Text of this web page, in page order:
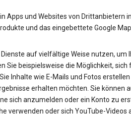
Apps und Websites von Drittanbietern
und das eingebettete Google
auf vielfältige Weise nutzen, um
Sie beispielsweise die Möglichkeit, sich
Inhalte wie E-Mails und Fotos
erhalten möchten. Sie können
sich anzumelden oder ein Konto zu
verwenden oder sich YouTube-Videos